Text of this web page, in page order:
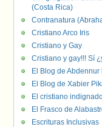
(Costa Rica)
Contranatura
Cristiano Arco Iris
Cristiano y Gay
Cristiano y gay!!! Sí
El Blog de Abdennur
El Blog de Xabier
El cristiano
El Frasco de
Escrituras Inclusivas